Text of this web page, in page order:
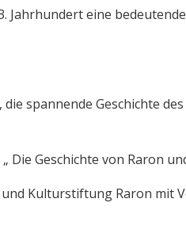
Jahrhundert eine
spannende Geschichte
Geschichte von Raron
Kulturstiftung Raron mit